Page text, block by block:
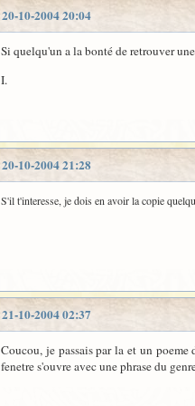
20-10-2004 20:04
Si quelqu'un a la bonté de retrouver
I.
20-10-2004 21:28
S'il t'interesse, je dois en avoir la copie
21-10-2004 02:37
Coucou, je passais par la et un
fenetre s'ouvre avec une phrase du